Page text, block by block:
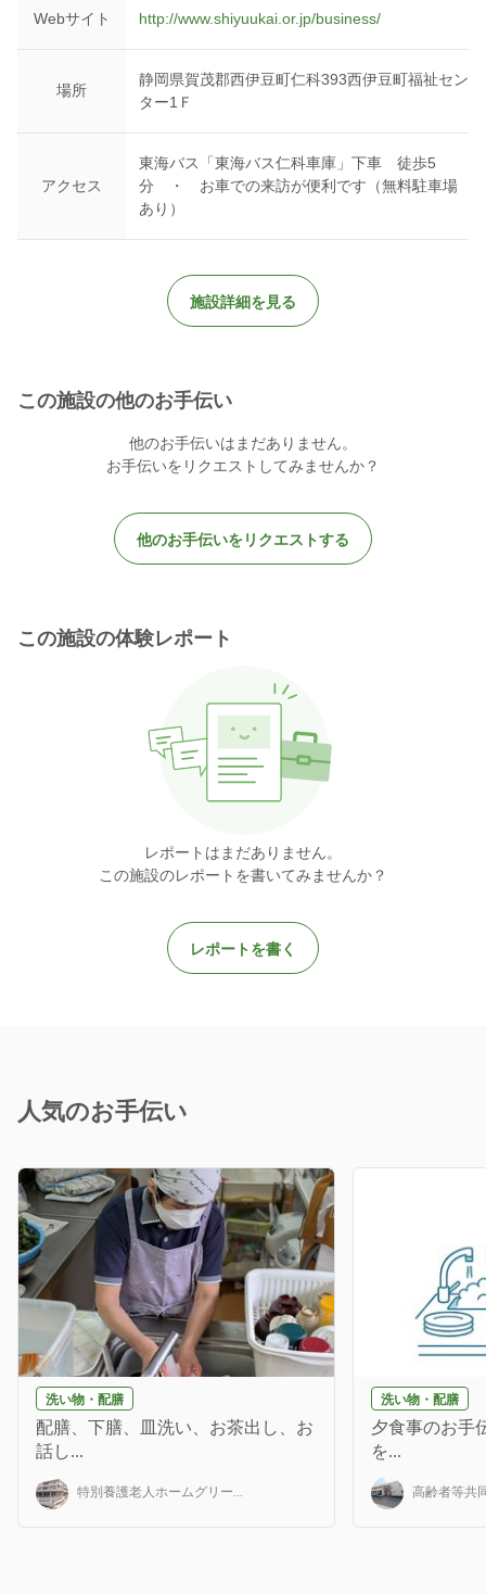
Webサイト http://www.shiyuukai.or.jp/business/
場所
静岡県賀茂郡西伊豆町仁科393西伊豆町福祉セン
ター1Ｆ
アクセス
東海バス「東海バス仁科車庫」下車 徒歩5
分 ・ お車での来訪が便利です（無料駐車場
あり）
施設詳細を見る
この施設の他のお手伝い
他のお手伝いはまだありません。
お手伝いをリクエストしてみませんか？
他のお手伝いをリクエストする
この施設の体験レポート
レポートはまだありません。
この施設のレポートを書いてみませんか？
レポートを書く
人気のお手伝い
洗い物・配膳
配膳、下膳、皿洗い、お茶出し、お
話し...
特別養護老人ホームグリー...
洗い物・配膳
夕食事のお手
を...
高齢者等共